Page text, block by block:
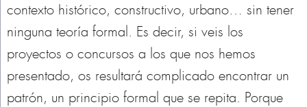
contexto histórico, constructivo, urbano… sin tener
ninguna teoría formal. Es decir, si veis los
proyectos o concursos a los que nos hemos
presentado, os resultará complicado encontrar un
patrón, un principio formal que se repita. Porque